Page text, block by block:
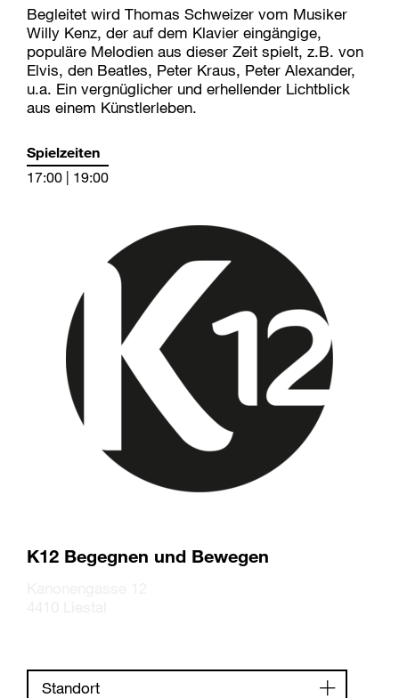
Begleitet wird Thomas Schweizer vom Musiker
Willy Kenz, der auf dem Klavier eingängige,
populäre Melodien aus dieser Zeit spielt, z.B. von
Elvis, den Beatles, Peter Kraus, Peter Alexander,
u.a. Ein vergnüglicher und erhellender Lichtblick
aus einem Künstlerleben.
Spielzeiten
17:00 | 19:00
K12 Begegnen und Bewegen
Standort